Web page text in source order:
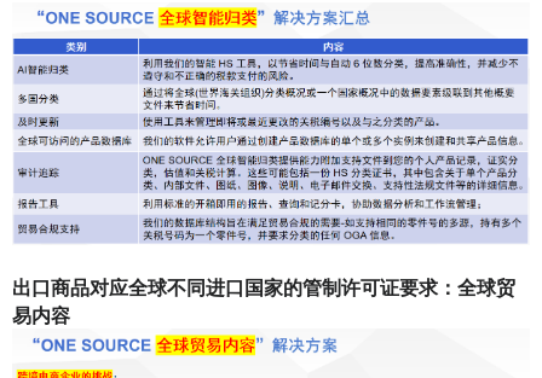
出口商品对应全球不同进口国家的管制许可证要求：全球贸
易内容